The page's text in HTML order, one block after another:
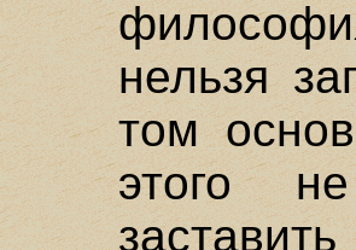
нельзя
том
этого